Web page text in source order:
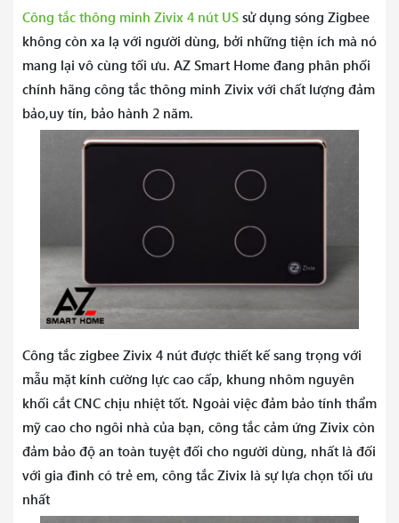
Công tắc thông minh Zivix 4 nút US sử dụng sóng Zigbee
không còn xa lạ với người dùng, bởi những tiện ích mà nó
mang lại vô cùng tối ưu. AZ Smart Home đang phân phối
chính hãng công tắc thông minh Zivix với chất lượng đảm
bảo,uy tín, bảo hành 2 năm.
Công tắc zigbee Zivix 4 nút được thiết kế sang trọng với
mẫu mặt kính cường lực cao cấp, khung nhôm nguyên
khối cắt CNC chịu nhiệt tốt. Ngoài việc đảm bảo tính thẩm
mỹ cao cho ngôi nhà của bạn, công tắc cảm ứng Zivix còn
đảm bảo độ an toàn tuyệt đối cho người dùng, nhất là đối
với gia đình có trẻ em, công tắc Zivix là sự lựa chọn tối ưu
nhất